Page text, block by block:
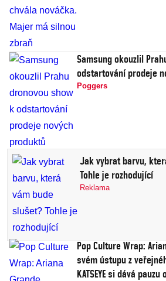
Samsung okouzlil
odstartování prodeje
Poggers
Jak vybrat barvu,
Tohle je rozhodující
Reklama
Pop Culture Wrap:
svém ústupu z
KATSEYE si dává